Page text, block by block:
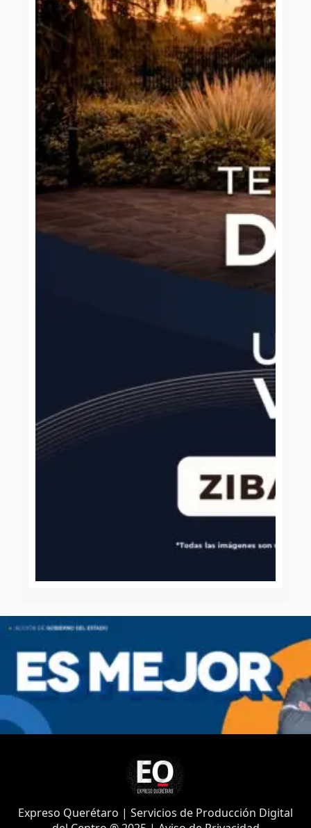
Expreso Querétaro | Servicios de Producción Digital